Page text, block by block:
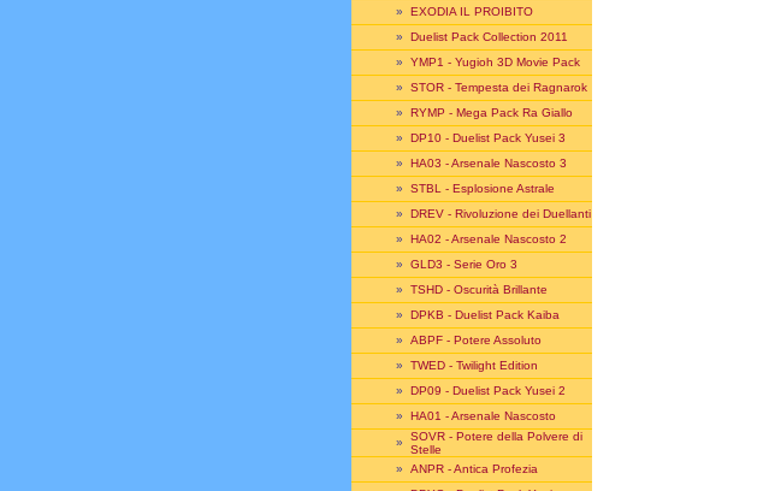
» EXODIA IL PROIBITO
» Duelist Pack Collection 2011
» YMP1 - Yugioh 3D Movie Pack
» STOR - Tempesta dei Ragnarok
» RYMP - Mega Pack Ra Giallo
» DP10 - Duelist Pack Yusei 3
» HA03 - Arsenale Nascosto 3
» STBL - Esplosione Astrale
» DREV - Rivoluzione dei Duellanti
» HA02 - Arsenale Nascosto 2
» GLD3 - Serie Oro 3
» TSHD - Oscurità Brillante
» DPKB - Duelist Pack Kaiba
» ABPF - Potere Assoluto
» TWED - Twilight Edition
» DP09 - Duelist Pack Yusei 2
» HA01 - Arsenale Nascosto
» SOVR - Potere della Polvere di
Stelle
» ANPR - Antica Profezia